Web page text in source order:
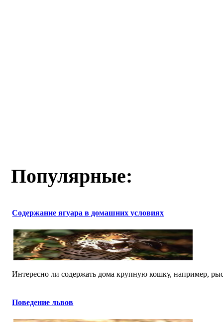
Популярные:
Содержание ягуара в домашних условиях
Интересно ли содержать дома крупную кошку, например,
Поведение львов